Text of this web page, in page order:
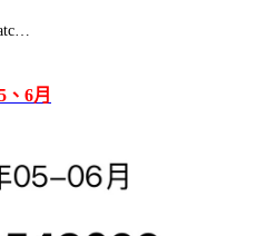
6月